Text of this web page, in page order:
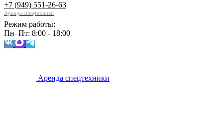
+7 (949) 551-26-63
Аренда спецтехники
Режим работы:
Пн–Пт: 8:00 - 18:00
Аренда спецтехники